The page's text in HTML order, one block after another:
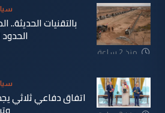
منذ 2 ساعة
بالتقنيات الحديثة..
الحدود
اتفاق دفاعي ثلاثي